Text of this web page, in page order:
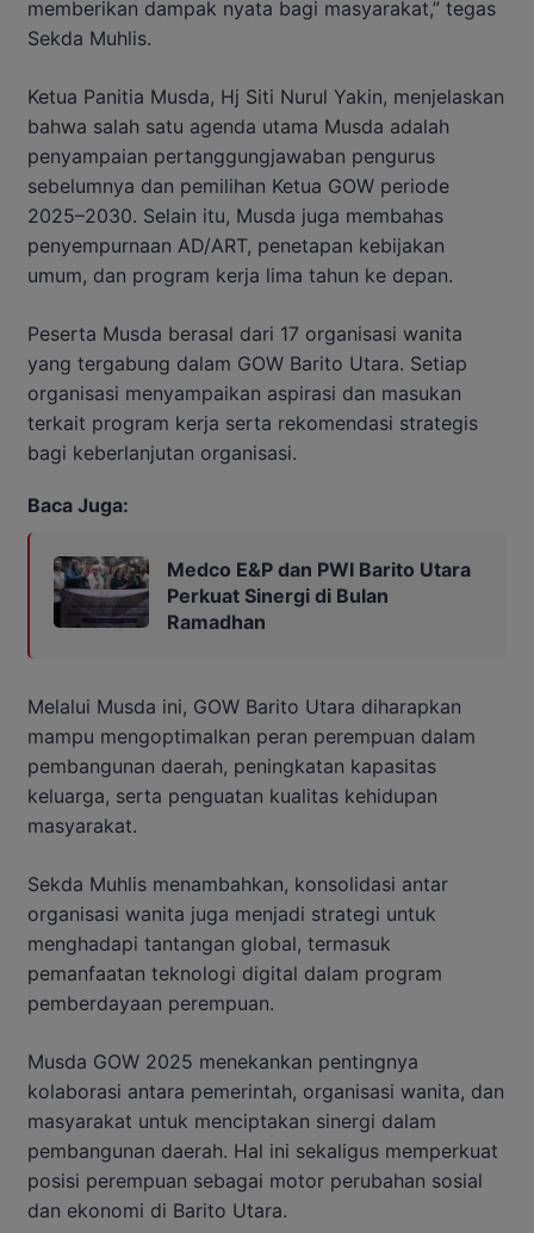
memberikan dampak nyata bagi masyarakat,” tegas
Sekda Muhlis.
Ketua Panitia Musda, Hj Siti Nurul Yakin, menjelaskan
bahwa salah satu agenda utama Musda adalah
penyampaian pertanggungjawaban pengurus
sebelumnya dan pemilihan Ketua GOW periode
2025–2030. Selain itu, Musda juga membahas
penyempurnaan AD/ART, penetapan kebijakan
umum, dan program kerja lima tahun ke depan.
Peserta Musda berasal dari 17 organisasi wanita
yang tergabung dalam GOW Barito Utara. Setiap
organisasi menyampaikan aspirasi dan masukan
terkait program kerja serta rekomendasi strategis
bagi keberlanjutan organisasi.
Baca Juga:
Medco E&P dan PWI Barito Utara
Perkuat Sinergi di Bulan
Ramadhan
Melalui Musda ini, GOW Barito Utara diharapkan
mampu mengoptimalkan peran perempuan dalam
pembangunan daerah, peningkatan kapasitas
keluarga, serta penguatan kualitas kehidupan
masyarakat.
Sekda Muhlis menambahkan, konsolidasi antar
organisasi wanita juga menjadi strategi untuk
menghadapi tantangan global, termasuk
pemanfaatan teknologi digital dalam program
pemberdayaan perempuan.
Musda GOW 2025 menekankan pentingnya
kolaborasi antara pemerintah, organisasi wanita, dan
masyarakat untuk menciptakan sinergi dalam
pembangunan daerah. Hal ini sekaligus memperkuat
posisi perempuan sebagai motor perubahan sosial
dan ekonomi di Barito Utara.